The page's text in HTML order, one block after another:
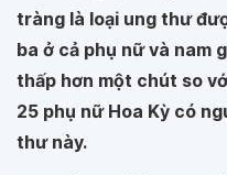
tràng là loại ung thư
ba ở cả phụ nữ và nam
thấp hơn một chút so
25 phụ nữ Hoa Kỳ có
thư này.